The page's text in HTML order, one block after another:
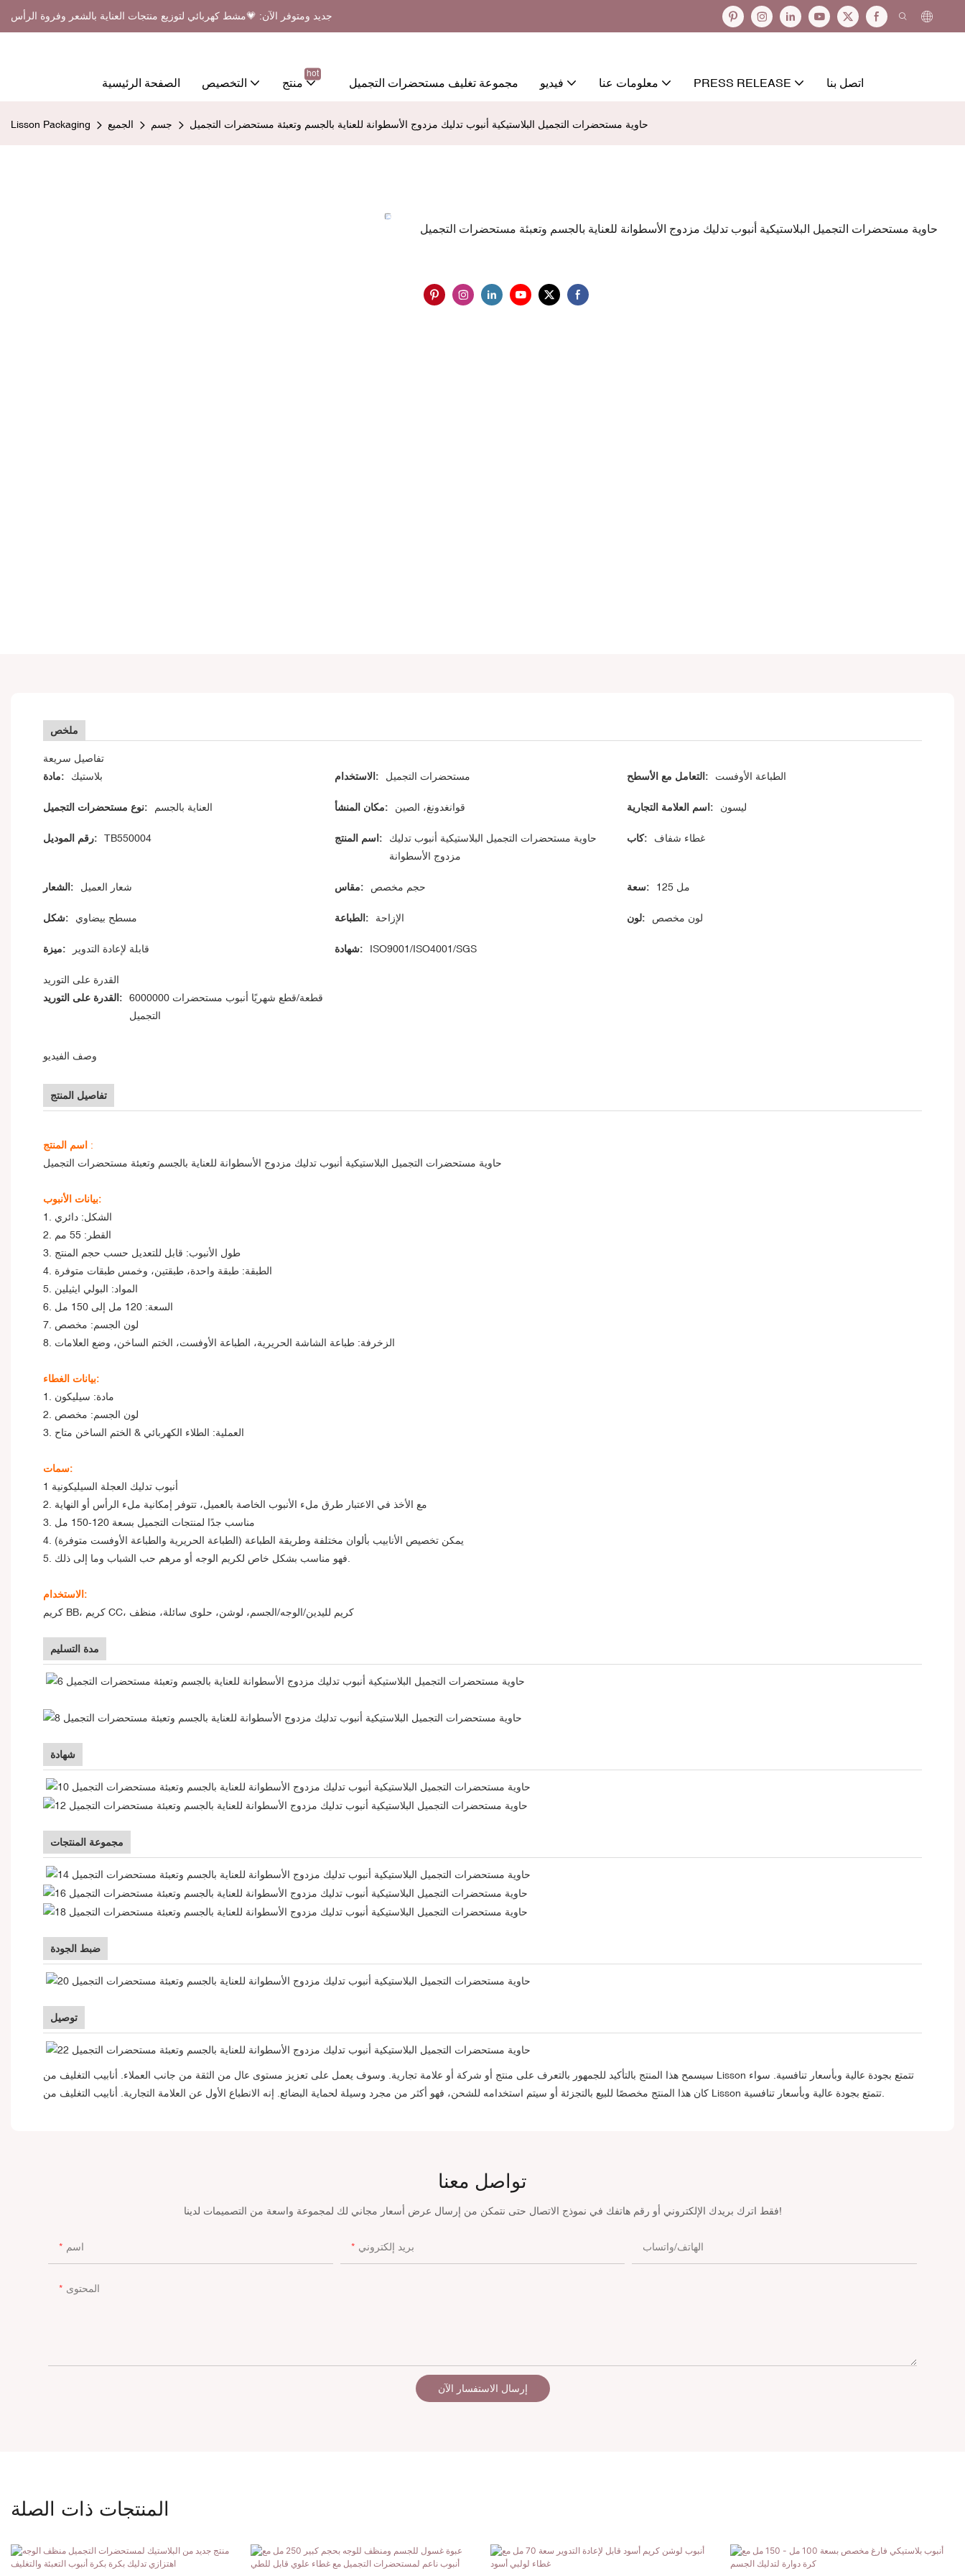
جديد ومتوفر الآن: 💗مشط كهربائي لتوزيع منتجات العناية بالشعر وفروة الرأس
الصفحة الرئيسية التخصيص منتج
hot
مجموعة تغليف مستحضرات التجميل فيديو معلومات عنا PRESS RELEASE اتصل بنا
Lisson Packaging الجميع جسم حاوية مستحضرات التجميل البلاستيكية أنبوب تدليك مزدوج الأسطوانة للعناية بالجسم وتعبئة مستحضرات التجميل
حاوية مستحضرات التجميل البلاستيكية أنبوب تدليك مزدوج الأسطوانة للعناية بالجسم وتعبئة مستحضرات التجميل
ملخص
تفاصيل سريعة
مادة:
بلاستيك الاستخدام: مستحضرات التجميل التعامل مع الأسطح: الطباعة الأوفست
نوع مستحضرات التجميل: العناية بالجسم مكان المنشأ: قوانغدونغ، الصين اسم العلامة التجارية: ليسون
رقم الموديل: TB550004 اسم المنتج:
حاوية مستحضرات التجميل البلاستيكية أنبوب تدليك
مزدوج الأسطوانة
كاب: غطاء شفاف
الشعار: شعار العميل مقاس: حجم مخصص سعة: 125 مل
شكل: مسطح بيضاوي الطباعة: الإزاحة لون: لون مخصص
ميزة: قابلة لإعادة التدوير شهادة: ISO9001/ISO4001/SGS
القدرة على التوريد
القدرة على التوريد:
6000000 قطعة/قطع شهريًا أنبوب مستحضرات
التجميل
وصف الفيديو
تفاصيل المنتج
:
حاوية مستحضرات التجميل البلاستيكية أنبوب تدليك مزدوج الأسطوانة للعناية بالجسم وتعبئة مستحضرات التجميل
بيانات الأنبوب:
1. الشكل: دائري
2. القطر: 55 مم
3. طول الأنبوب: قابل للتعديل حسب حجم المنتج
4. الطبقة: طبقة واحدة، طبقتين، وخمس طبقات متوفرة
5. المواد: البولي ايثيلين
6. السعة: 120 مل إلى 150 مل
7. لون الجسم: مخصص
8. الزخرفة: طباعة الشاشة الحريرية، الطباعة الأوفست، الختم الساخن، وضع العلامات
بيانات الغطاء:
1. مادة: سيليكون
2. لون الجسم: مخصص
3. العملية: الطلاء الكهربائي & الختم الساخن متاح
سمات:
1 أنبوب تدليك العجلة السيليكونية
2. مع الأخذ في الاعتبار طرق ملء الأنبوب الخاصة بالعميل، تتوفر إمكانية ملء الرأس أو النهاية
3. مناسب جدًا لمنتجات التجميل بسعة 120-150 مل
4. يمكن تخصيص الأنابيب بألوان مختلفة وطريقة الطباعة (الطباعة الحريرية والطباعة الأوفست متوفرة)
الاستخدام:
كريم BB، كريم CC، كريم لليدين/الوجه/الجسم، لوشن، حلوى سائلة، منظف
مدة التسليم
شهادة
مجموعة المنتجات
ضبط الجودة
توصيل
سيسمح هذا المنتج بالتأكيد للجمهور بالتعرف على منتج أو شركة أو علامة تجارية. وسوف يعمل على تعزيز مستوى عال من الثقة من جانب العملاء. أنابيب التغليف من Lisson تتمتع بجودة عالية وبأسعار تنافسية. سواء
تواصل معنا
فقط اترك بريدك الإلكتروني أو رقم هاتفك في نموذج الاتصال حتى نتمكن من إرسال عرض أسعار مجاني لك لمجموعة واسعة من التصميمات لدينا!
اسم بريد إلكتروني الهاتف/واتساب
المحتوى
إرسال الاستفسار الآن
المنتجات ذات الصلة